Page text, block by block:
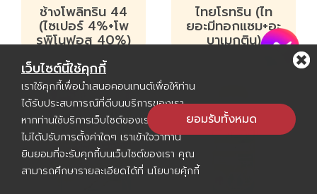
ช้างโพลิทริน 44
(ไซเปอร์ 4%+โพ
รพิโนฟอส 40%)
ไทยโรทริน (ไท
ยอะมีทอกแซม+อะ
บาเมกติน)
เว็บไซต์นี้ใช้คุกกี้
เราใช้คุกกี้เพื่อนำเสนอคอนเทนต์เพื่อให้ท่าน
ได้รับประสบการณ์ที่ดีบนบริการของเรา
หากท่านใช้บริการเว็บไซต์ของเราต่อไปโดย
ไม่ได้ปรับการตั้งค่าใดๆ เราเข้าใจว่าท่าน
ยินยอมที่จะรับคุกกี้บนเว็บไซต์ของเรา คุณ
สามารถศึกษารายละเอียดได้ที่ นโยบายคุ้กกี้
ยอมรับทั้งหมด